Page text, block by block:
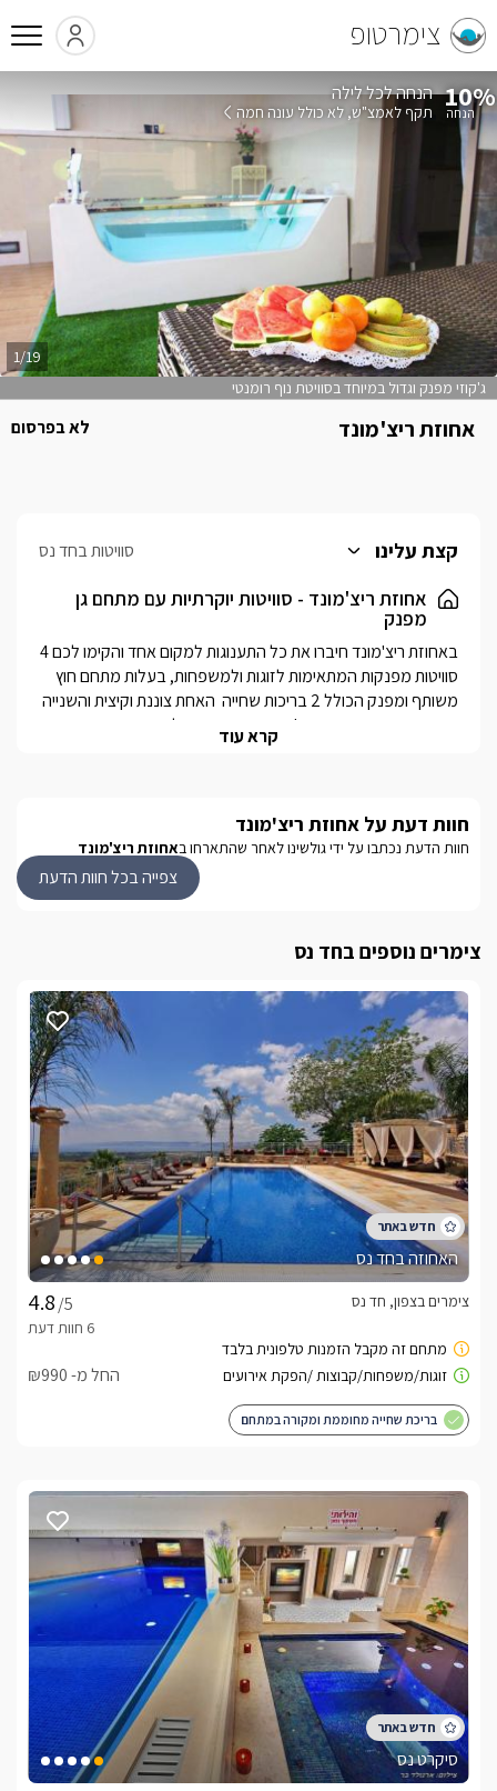
צימרטופ
אחוזת ריצ'מונד לא בפרסום
ג'קוזי מפנק וגדול במיוחד בסוויטת נוף רומנטי
1/19
10% הנחה לכל לילה
תקף לאמצ"ש לא כולל עונה חמה
קצת עלינו סוויטות בחד נס
אחוזת ריצ'מונד - סוויטות יוקרתיות עם מתחם גן
מפנק
לילדים/ ספה נפתחת ללינה הילדים ומטבחון מאובזר הכולל מקרר,
מיקרוגל, מכונת קפה, פלטת שבת, קומקום חשמלי ועוד.
מתחם חוץ משותף
במתחם המשותף לכל ארבעת הסוויטות תיהנו מחצר מפנקת
ג'קוזי ספא גדול ומקצועי, מיטות שיזוף פזורות סביב, ערסל גן, פינות
מלאה בבריכת השחייה. בהורדת מחיצות הבריכה היא תתחלק
לשלושה בריכות אישיות, 2 הבריכות הקיצוניות יהיו
באורך 4.5x3 והאמצעית 6x3. תקף לכל הסוויטות.בנוסף תיהנו
שם מחכים לכם שולחנות משחק כדורגל, פינג פונג וסנוקר!
התחדשנו במתחם בבריכת שחייה נוספת ומחוממת.
כלול באירוח
ליהנות מארוחות שף איכותיות בהזמנה מראש.טיפולי ספא ועיסויים
מקצועיים ניתנים להזמנה ישירות לסוויטה.
לצפייה באטרקציות ומסעדות בקרבת אחוזת ריצ'מונד
-לחצו כאן
קרא עוד
חוות דעת על אחוזת ריצ'מונד
חוות הדעת נכתבו על ידי גולשינו לאחר שהתארחו באחוזת ריצ'מונד
צפייה בכל חוות הדעת
צימרים נוספים בחד נס
האחוזה בחד נס
/5
צימרים בצפון, חד נס
החל מ- ₪990
בריכת שחייה מחוממת ומקורה במתחם
סיקרט נס